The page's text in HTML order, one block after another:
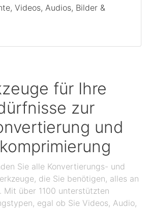
Videos, Audios, Bilder &
für Ihre
zur
und
Sie alle Konvertierungs- und
die Sie benötigen, alles an
Mit über 1100 unterstützten
egal ob Sie Videos, Audio,